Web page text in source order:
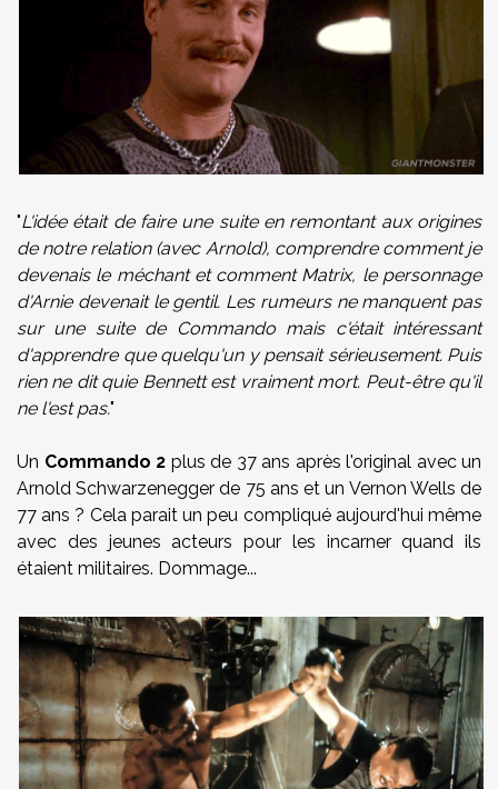
"L'idée était de faire une suite en remontant aux origines
de notre relation (avec Arnold), comprendre comment je
devenais le méchant et comment Matrix, le personnage
d'Arnie devenait le gentil. Les rumeurs ne manquent pas
sur une suite de Commando mais c'était intéressant
d'apprendre que quelqu'un y pensait sérieusement. Puis
rien ne dit quie Bennett est vraiment mort. Peut-être qu'il
ne l'est pas."
Un Commando 2 plus de 37 ans après l'original avec un
Arnold Schwarzenegger de 75 ans et un Vernon Wells de
77 ans ? Cela parait un peu compliqué aujourd'hui même
avec des jeunes acteurs pour les incarner quand ils
étaient militaires. Dommage...